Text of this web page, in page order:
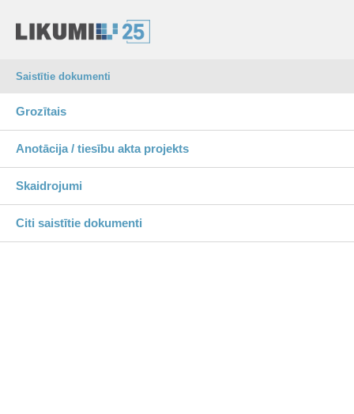
Saistītie dokumenti
Grozītais
Anotācija / tiesību akta projekts
Skaidrojumi
Citi saistītie dokumenti